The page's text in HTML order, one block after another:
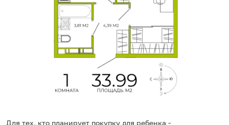
Для тех, кто планирует покупку для ребенка -